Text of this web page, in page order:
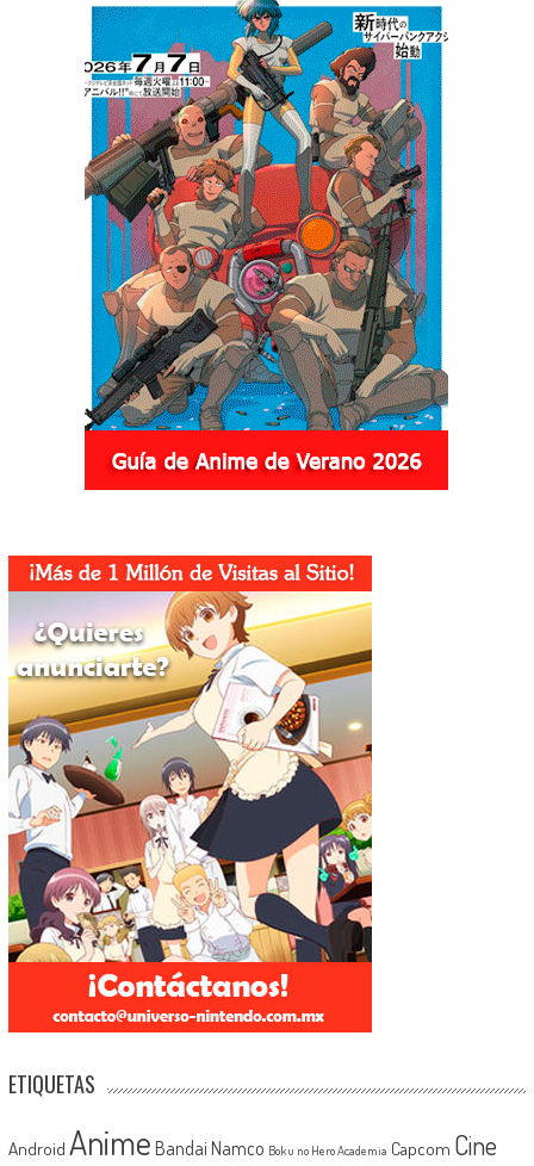
ETIQUETAS
Android Anime Bandai Namco Boku no Hero Academia Capcom Cine